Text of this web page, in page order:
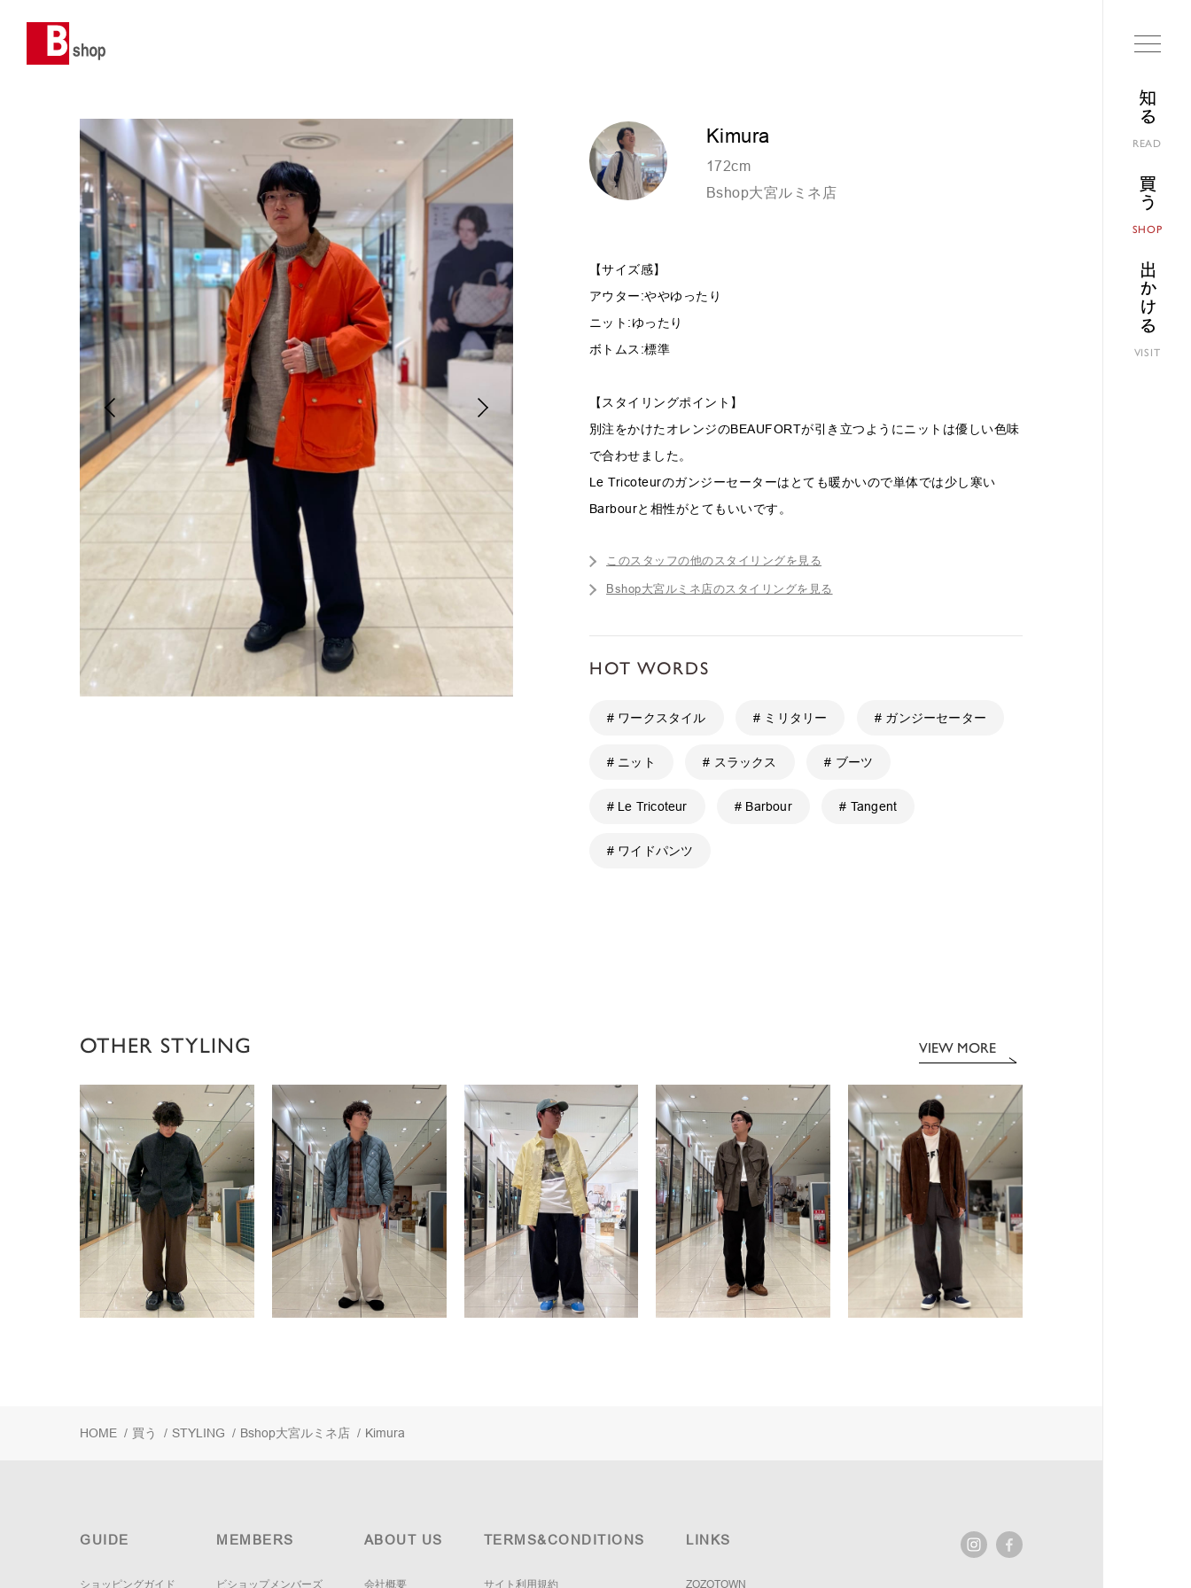
知る
READ
買う
SHOP
出かける
VISIT
Kimura
172cm
Bshop大宮ルミネ店
【サイズ感】
アウター:ややゆったり
ニット:ゆったり
ボトムス:標準
【スタイリングポイント】
別注をかけたオレンジのBEAUFORTが引き立つようにニットは優しい色味
で合わせました。
Le Tricoteurのガンジーセーターはとても暖かいので単体では少し寒い
Barbourと相性がとてもいいです。
このスタッフの他のスタイリングを見る
Bshop大宮ルミネ店のスタイリングを見る
HOT WORDS
# ワークスタイル # ミリタリー # ガンジーセーター
# ニット # スラックス # ブーツ
# Le Tricoteur # Barbour # Tangent
# ワイドパンツ
OTHER STYLING VIEW MORE
HOME / 買う / STYLING / Bshop大宮ルミネ店 / Kimura
GUIDE
ショッピングガイド
MEMBERS
ビショップメンバーズ
ABOUT US
会社概要
TERMS&CONDITIONS
サイト利用規約
LINKS
ZOZOTOWN